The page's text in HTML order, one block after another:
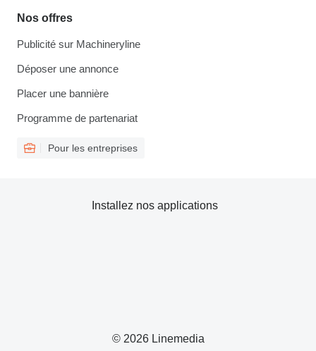
Nos offres
Publicité sur Machineryline
Déposer une annonce
Placer une bannière
Programme de partenariat
Pour les entreprises
© 2026 Linemedia
Installez nos applications